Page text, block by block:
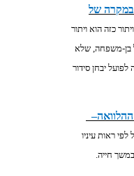
במקרה של
כזה הוא ויתור
בן-משפחה, שלא
יבחן סידור
–
ראות עיניו
חייה.